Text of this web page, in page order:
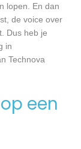
lopen. En dan
de voice over
Dus heb je
in
Technova
een